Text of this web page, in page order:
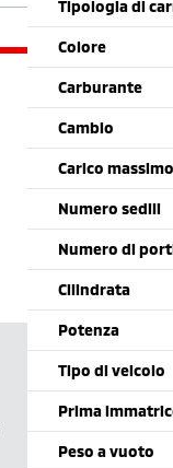
Tipologia di
Colore
Carburante
Cambio
Carico
Numero sedili
Numero di
Cilindrata
Potenza
Tipo di veicolo
Prima
Peso a vuoto